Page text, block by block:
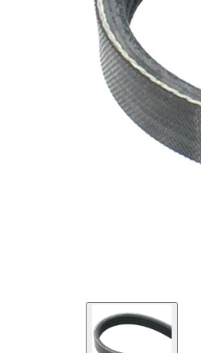
SVHC
Kayış
malzemesi
(Etilen
Propilen
Dien
Kauçuk)